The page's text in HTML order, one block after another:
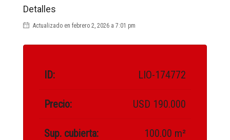
Detalles
Actualizado en febrero 2, 2026 a 7:01 pm
ID: LIO-174772
Precio: USD 190.000
Sup. cubierta: 100.00 m²